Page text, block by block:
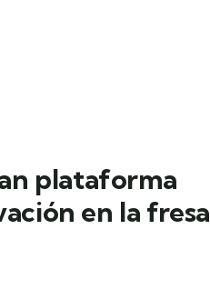
plataforma
en la fresa